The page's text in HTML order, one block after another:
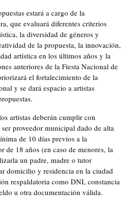
estará a cargo de la
que evaluará diferentes criterios
la diversidad de géneros y
de la propuesta, la innovación,
artística en los últimos años y la
anteriores de la Fiesta Nacional de
el fortalecimiento de la
y se dará espacio a artistas
artistas deberán cumplir con
proveedor municipal dado de alta
de 10 días previos a la
de 18 años (en caso de menores, la
un padre, madre o tutor
domicilio y residencia en la ciudad
respaldatoria como DNI, constancia
u otra documentación válida.